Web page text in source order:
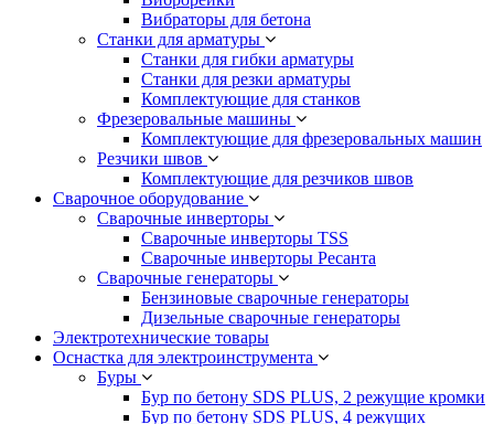
Вибраторы для бетона
Станки для арматуры
Станки для гибки арматуры
Станки для резки арматуры
Комплектующие для станков
Фрезеровальные машины
Комплектующие для фрезеровальных машин
Резчики швов
Комплектующие для резчиков швов
Сварочное оборудование
Сварочные инверторы
Сварочные инверторы TSS
Сварочные инверторы Ресанта
Сварочные генераторы
Бензиновые сварочные генераторы
Дизельные сварочные генераторы
Электротехнические товары
Оснастка для электроинструмента
Буры
Бур по бетону SDS PLUS, 2 режущие кромки
Бур по бетону SDS PLUS, 4 режущих